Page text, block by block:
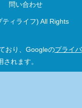
問い合わせ
ィライフ) All Rights
おり、Googleのプライバ
されます。